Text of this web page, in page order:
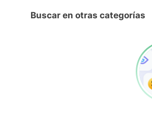
Buscar en otras categorías